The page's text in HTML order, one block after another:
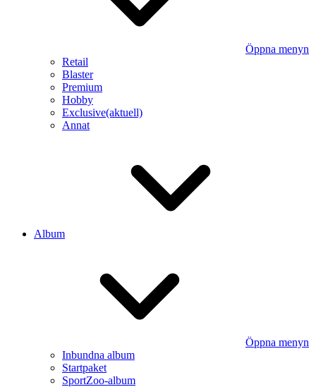
Öppna menyn
Retail
Blaster
Premium
Hobby
Exclusive(aktuell)
Annat
Album
Öppna menyn
Inbundna album
Startpaket
SportZoo-album